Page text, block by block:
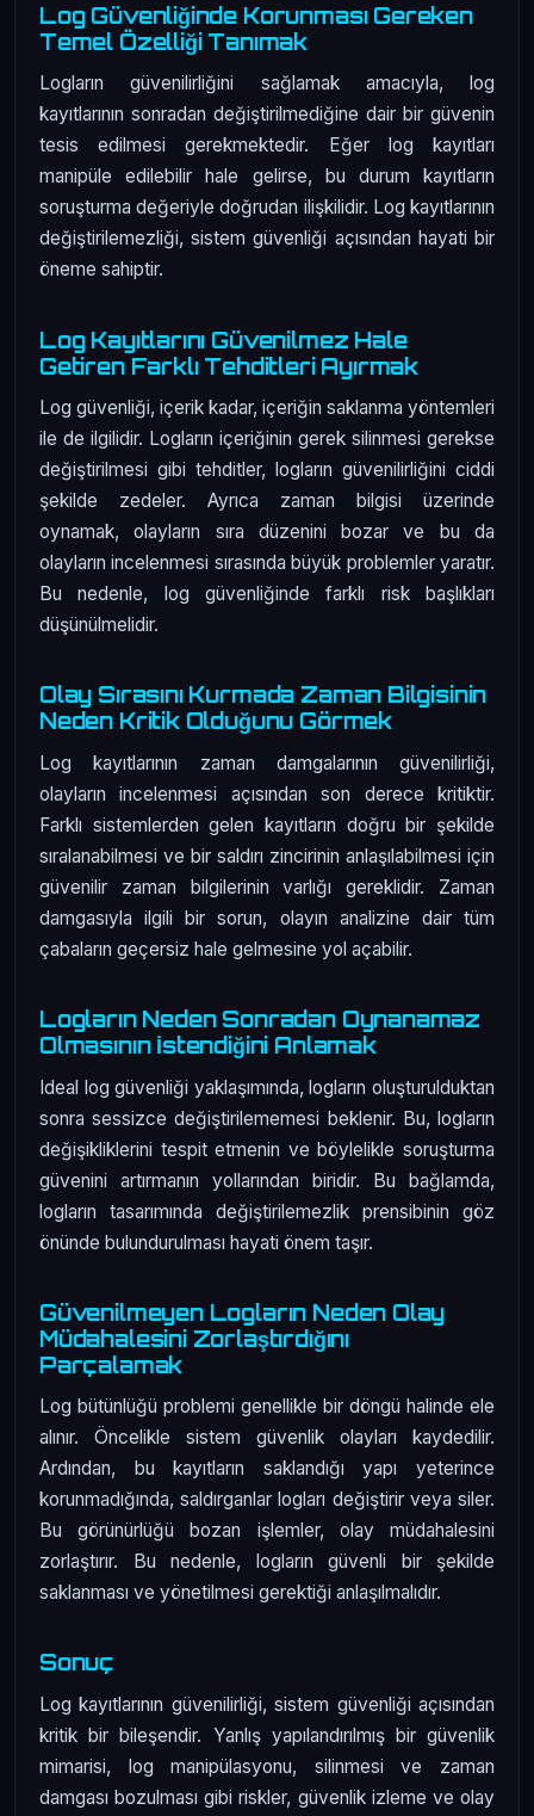
Log Güvenliğinde Korunması Gereken
Temel Özelliği Tanımak
Logların güvenilirliğini sağlamak amacıyla, log
kayıtlarının sonradan değiştirilmediğine dair bir güvenin
tesis edilmesi gerekmektedir. Eğer log kayıtları
manipüle edilebilir hale gelirse, bu durum kayıtların
soruşturma değeriyle doğrudan ilişkilidir. Log kayıtlarının
değiştirilemezliği, sistem güvenliği açısından hayati bir
öneme sahiptir.
Log Kayıtlarını Güvenilmez Hale
Getiren Farklı Tehditleri Ayırmak
Log güvenliği, içerik kadar, içeriğin saklanma yöntemleri
ile de ilgilidir. Logların içeriğinin gerek silinmesi gerekse
değiştirilmesi gibi tehditler, logların güvenilirliğini ciddi
şekilde zedeler. Ayrıca zaman bilgisi üzerinde
oynamak, olayların sıra düzenini bozar ve bu da
olayların incelenmesi sırasında büyük problemler yaratır.
Bu nedenle, log güvenliğinde farklı risk başlıkları
düşünülmelidir.
Olay Sırasını Kurmada Zaman Bilgisinin
Neden Kritik Olduğunu Görmek
Log kayıtlarının zaman damgalarının güvenilirliği,
olayların incelenmesi açısından son derece kritiktir.
Farklı sistemlerden gelen kayıtların doğru bir şekilde
sıralanabilmesi ve bir saldırı zincirinin anlaşılabilmesi için
güvenilir zaman bilgilerinin varlığı gereklidir. Zaman
damgasıyla ilgili bir sorun, olayın analizine dair tüm
çabaların geçersiz hale gelmesine yol açabilir.
Logların Neden Sonradan Oynanamaz
Olmasının İstendiğini Anlamak
Ideal log güvenliği yaklaşımında, logların oluşturulduktan
sonra sessizce değiştirilememesi beklenir. Bu, logların
değişikliklerini tespit etmenin ve böylelikle soruşturma
güvenini artırmanın yollarından biridir. Bu bağlamda,
logların tasarımında değiştirilemezlik prensibinin göz
önünde bulundurulması hayati önem taşır.
Güvenilmeyen Logların Neden Olay
Müdahalesini Zorlaştırdığını
Parçalamak
Log bütünlüğü problemi genellikle bir döngü halinde ele
alınır. Öncelikle sistem güvenlik olayları kaydedilir.
Ardından, bu kayıtların saklandığı yapı yeterince
korunmadığında, saldırganlar logları değiştirir veya siler.
Bu görünürlüğü bozan işlemler, olay müdahalesini
zorlaştırır. Bu nedenle, logların güvenli bir şekilde
saklanması ve yönetilmesi gerektiği anlaşılmalıdır.
Sonuç
Log kayıtlarının güvenilirliği, sistem güvenliği açısından
kritik bir bileşendir. Yanlış yapılandırılmış bir güvenlik
mimarisi, log manipülasyonu, silinmesi ve zaman
damgası bozulması gibi riskler, güvenlik izleme ve olay